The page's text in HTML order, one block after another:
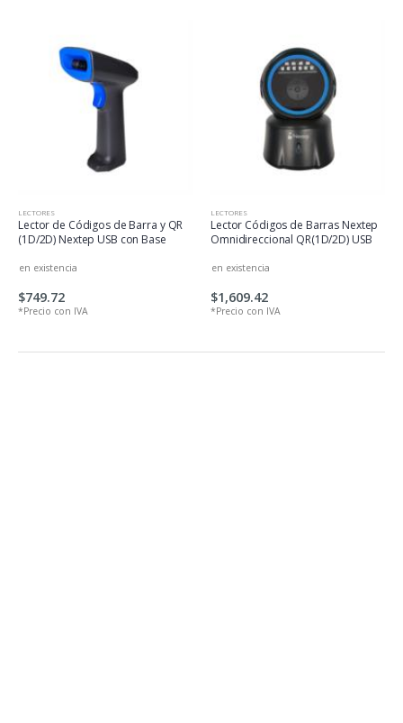
LECTORES
Lector de Códigos de Barra y QR
(1D/2D) Nextep USB con Base
en existencia
$749.72
*Precio con IVA
LECTORES
Lector Códigos de Barras Nextep
Omnidireccional QR(1D/2D) USB
en existencia
$1,609.42
*Precio con IVA